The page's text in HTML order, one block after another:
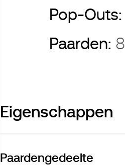
Pop-Outs:
Paarden: 8
Eigenschappen
Paardengedeelte